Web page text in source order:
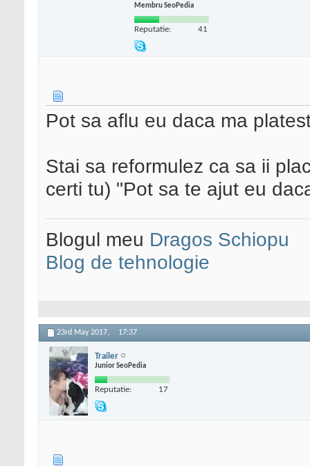
Membru SeoPedia
Reputatie: 41
Pot sa aflu eu daca ma
Stai sa reformulez ca sa ii
certi tu) "Pot sa te ajut eu
Blogul meu Dragos Schiopu
Blog de tehnologie
23rd May 2017, 17:37
Trailer
Junior SeoPedia
Reputatie: 17